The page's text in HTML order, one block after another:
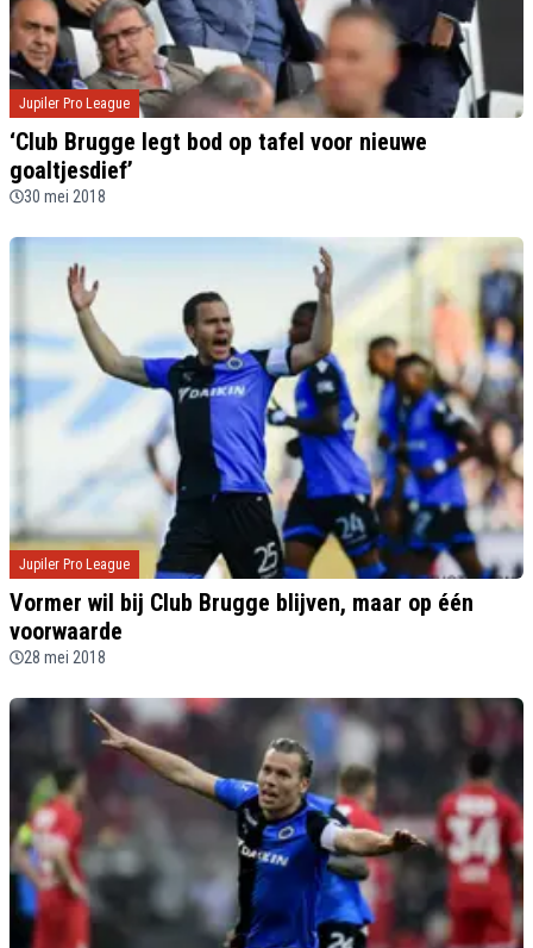
Jupiler Pro League
‘Club Brugge legt bod op tafel voor nieuwe
goaltjesdief’
30 mei 2018
Jupiler Pro League
Vormer wil bij Club Brugge blijven, maar op één
voorwaarde
28 mei 2018